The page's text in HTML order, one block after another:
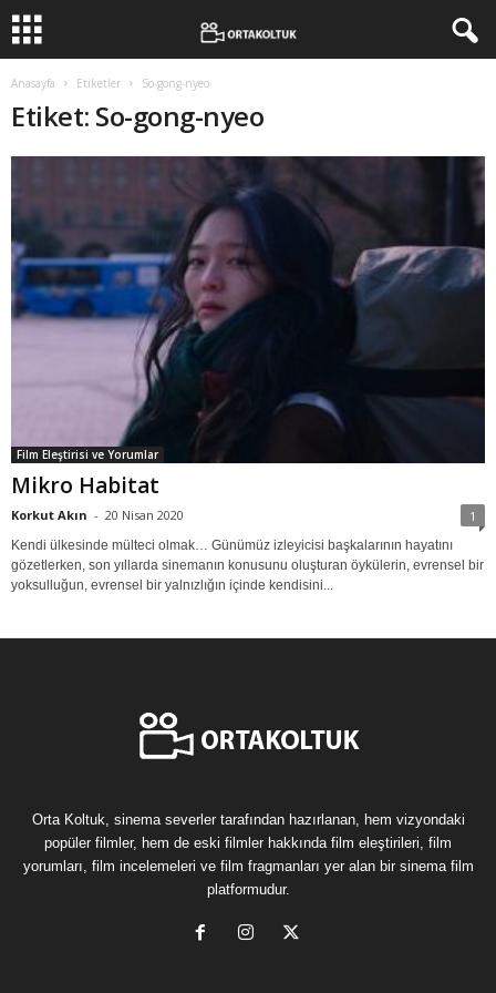
Anasayfa Etiketler So-gong-nyeo
Etiket: So-gong-nyeo
Film Eleştirisi ve Yorumlar
Mikro Habitat
Korkut Akın - 20 Nisan 2020 1
Kendi ülkesinde mülteci olmak… Günümüz izleyicisi başkalarının hayatını
gözetlerken, son yıllarda sinemanın konusunu oluşturan öykülerin, evrensel bir
yoksulluğun, evrensel bir yalnızlığın içinde kendisini...
Orta Koltuk, sinema severler tarafından hazırlanan, hem vizyondaki
popüler filmler, hem de eski filmler hakkında film eleştirileri, film
yorumları, film incelemeleri ve film fragmanları yer alan bir sinema film
platformudur.